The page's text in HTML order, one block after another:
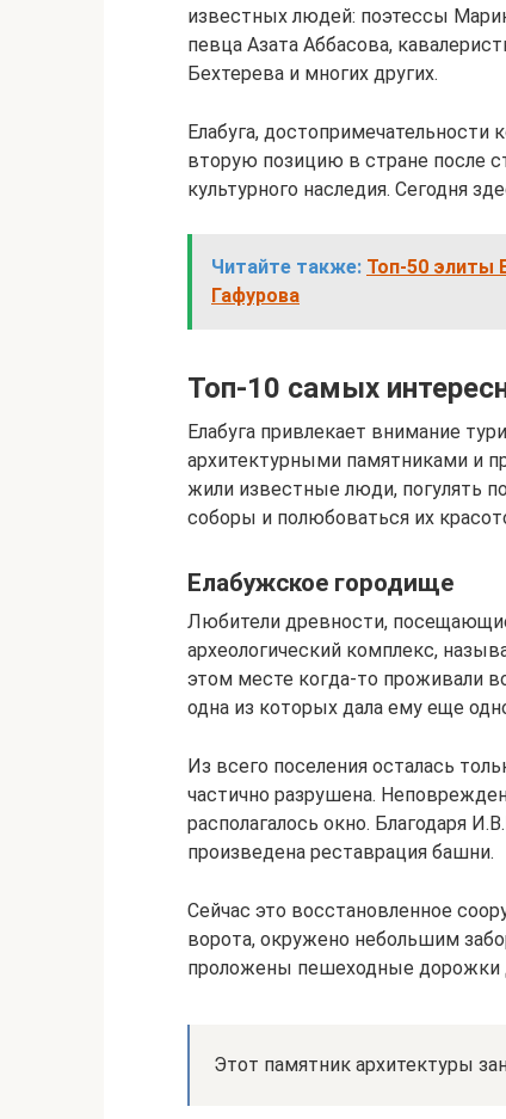
известных людей: поэтессы
певца Азата Аббасова,
Бехтерева и многих других.
Елабуга,
вторую позицию в стране после
культурного наследия. Сегодня
Читайте также: Топ-50 элиты
Гафурова
Топ-10 самых
Елабуга привлекает внимание
архитектурными памятниками и
жили известные люди, погулять
соборы и полюбоваться их
Елабужское городище
Любители древности,
археологический комплекс,
этом месте когда-то проживали
одна из которых дала ему еще
Из всего поселения осталась
частично разрушена.
располагалось окно. Благодаря
произведена реставрация башни.
Сейчас это восстановленное
ворота, окружено небольшим
проложены пешеходные дорожки
Этот памятник архитектуры